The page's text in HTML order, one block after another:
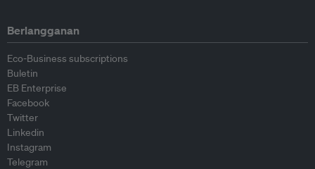
Berlangganan
Eco-Business subscriptions
Buletin
EB Enterprise
Facebook
Twitter
Linkedin
Instagram
Telegram